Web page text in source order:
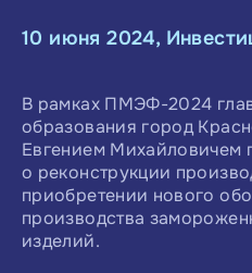
10 июня 2024,
В рамках ПМЭФ-2024
образования город
Евгением Михайловичем
о реконструкции
приобретении нового
производства
изделий.